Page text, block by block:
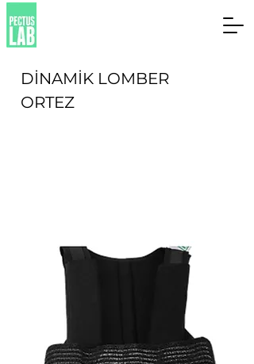
DİNAMİK LOMBER
ORTEZ